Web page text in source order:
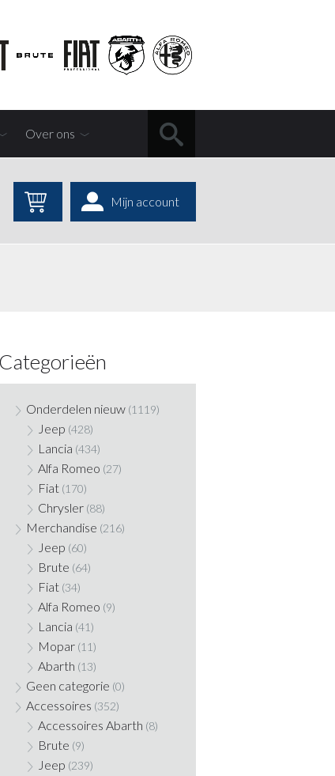
Over ons
Mijn account
Categorieën
Onderdelen nieuw (1119)
Jeep (428)
Lancia (434)
Alfa Romeo (27)
Fiat (170)
Chrysler (88)
Merchandise (216)
Jeep (60)
Brute (64)
Fiat (34)
Alfa Romeo (9)
Lancia (41)
Mopar (11)
Abarth (13)
Geen categorie (0)
Accessoires (352)
Accessoires Abarth (8)
Brute (9)
Jeep (239)